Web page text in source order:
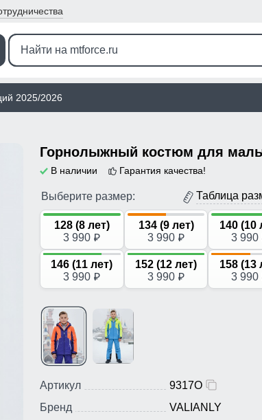
2025/2026
В наличии Гарантия качества!
Выберите размер: Таблица
128 (8 лет)
3 990 p
134 (9 лет)
3 990 p
140 (10
3 990
146 (11 лет)
3 990 p
152 (12 лет)
3 990 p
158 (13
3 990
Артикул
9317O
Бренд
VALIANLY